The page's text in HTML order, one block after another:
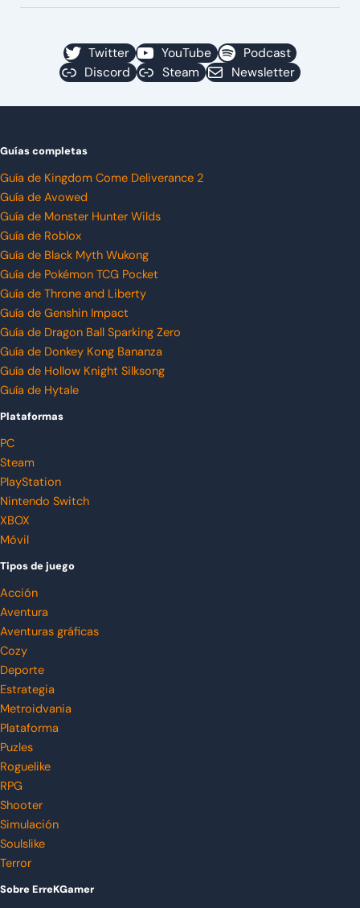
Twitter YouTube
Podcast
Discord
Steam Newsletter
Guías completas
Guía de Kingdom Come Deliverance 2
Guía de Avowed
Guía de Monster Hunter Wilds
Guía de Roblox
Guía de Black Myth Wukong
Guía de Pokémon TCG Pocket
Guía de Throne and Liberty
Guía de Genshin Impact
Guía de Dragon Ball Sparking Zero
Guía de Donkey Kong Bananza
Guía de Hollow Knight Silksong
Guía de Hytale
Plataformas
PC
Steam
PlayStation
Nintendo Switch
XBOX
Móvil
Tipos de juego
Acción
Aventura
Aventuras gráficas
Cozy
Deporte
Estrategia
Metroidvania
Plataforma
Puzles
Roguelike
RPG
Shooter
Simulación
Soulslike
Terror
Sobre ErreKGamer